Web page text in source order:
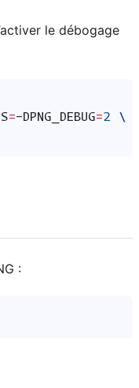
le débogage
=-DPNG_DEBUG=2
\
: